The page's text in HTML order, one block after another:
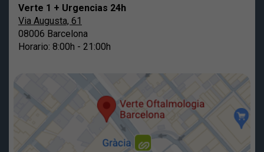
Verte 1 + Urgencias 24h
Via Augusta, 61
08006 Barcelona
Horario: 8:00h - 21:00h